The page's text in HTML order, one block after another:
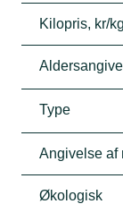
Kilopris, kr/kg
Type
Angivelse af
Økologisk